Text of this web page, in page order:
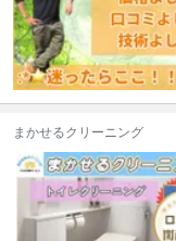
まかせるクリーニング